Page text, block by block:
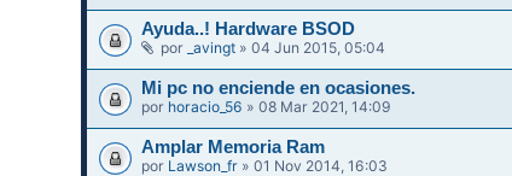
Ayuda..! Hardware BSOD
por _avingt » 04 Jun 2015, 05:04
Mi pc no enciende en ocasiones.
por horacio_56 » 08 Mar 2021, 14:09
Amplar Memoria Ram
por Lawson_fr » 01 Nov 2014, 16:03